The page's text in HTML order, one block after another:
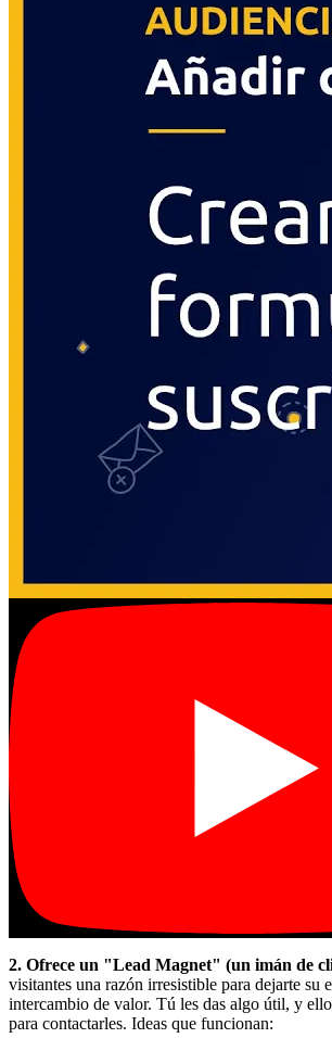
2. Ofrece un "Lead Magnet" (un imán de
visitantes una razón irresistible para dejarte su
intercambio de valor. Tú les das algo útil, y
para contactarles. Ideas que funcionan: